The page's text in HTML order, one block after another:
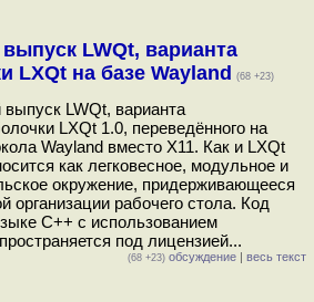
LWQt, варианта
LXQt на базе Wayland
(68 +23)
LWQt, варианта
LXQt 1.0, переведённого на
Wayland вместо X11. Как и LXQt
как легковесное, модульное и
окружение, придерживающееся
организации рабочего стола. Код
С++ с использованием
под лицензией...
(68 +23) обсуждение | весь текст